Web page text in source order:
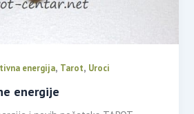
energija, Tarot, Uroci
energije